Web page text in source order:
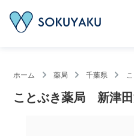
ホーム 薬局 千葉県
ことぶき薬局 新津